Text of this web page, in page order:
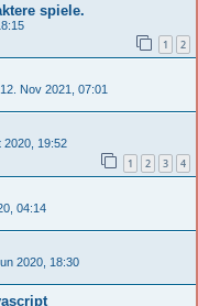
spiele.
1 2
Nov 2021, 07:01
2020, 19:52
1 2 3 4
04:14
2020, 18:30